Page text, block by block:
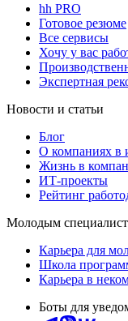
hh PRO
Готовое резюме
Все сервисы
Хочу у вас
Экспертная
Новости и статьи
Блог
О компаниях в
Жизнь в
ИТ-проекты
Рейтинг
Молодым
Карьера для
Школа
Карьера в
Боты для